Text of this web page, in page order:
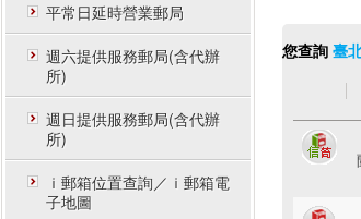
平常日延時營業郵局
週六提供服務郵局(含代辦
所)
週日提供服務郵局(含代辦
所)
ｉ郵箱位置查詢／ｉ郵箱電
子地圖
您查詢 臺